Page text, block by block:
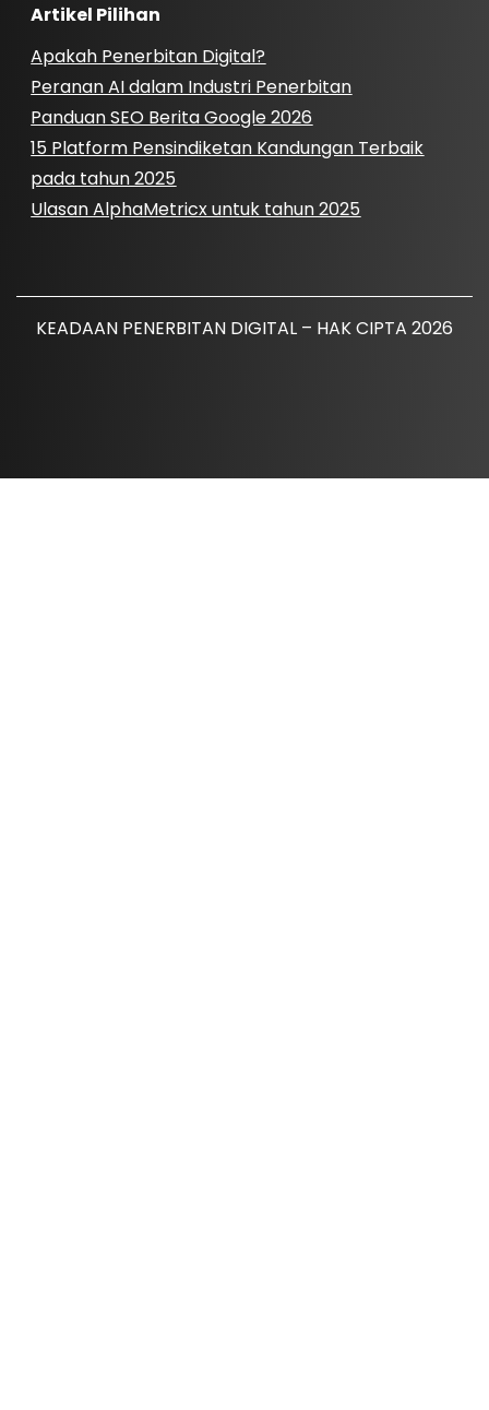
Artikel Pilihan
Apakah Penerbitan Digital?
Peranan AI dalam Industri Penerbitan
Panduan SEO Berita Google 2026
15 Platform Pensindiketan Kandungan Terbaik
pada tahun 2025
Ulasan AlphaMetricx untuk tahun 2025
KEADAAN PENERBITAN DIGITAL – HAK CIPTA 2026